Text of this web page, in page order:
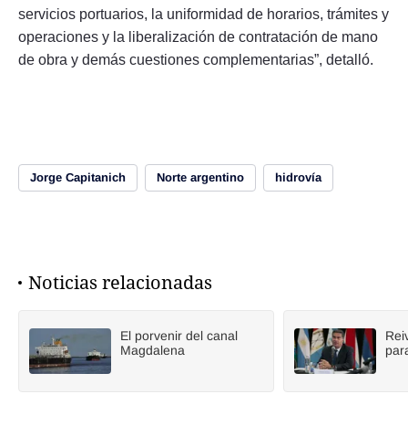
servicios portuarios, la uniformidad de horarios, trámites y
operaciones y la liberalización de contratación de mano
de obra y demás cuestiones complementarias”, detalló.
Jorge Capitanich Norte argentino hidrovía
Noticias relacionadas
El porvenir del canal
Magdalena